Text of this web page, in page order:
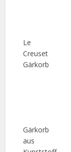
Le
Creuset
Gärkorb
Gärkorb
aus